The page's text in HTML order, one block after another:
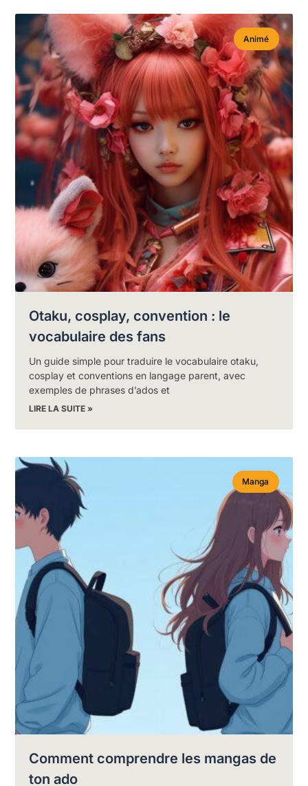
Animé
Otaku, cosplay, convention : le
vocabulaire des fans
Un guide simple pour traduire le vocabulaire otaku,
cosplay et conventions en langage parent, avec
exemples de phrases d’ados et
LIRE LA SUITE »
Manga
Comment comprendre les mangas de
ton ado